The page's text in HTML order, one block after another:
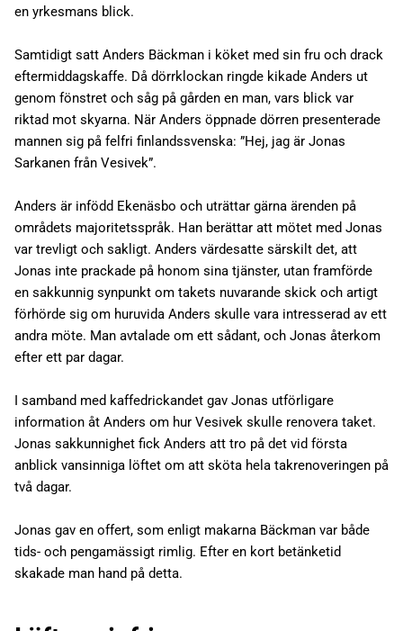
en yrkesmans blick.
Samtidigt satt Anders Bäckman i köket med sin fru och drack
eftermiddagskaffe. Då dörrklockan ringde kikade Anders ut
genom fönstret och såg på gården en man, vars blick var
riktad mot skyarna. När Anders öppnade dörren presenterade
mannen sig på felfri finlandssvenska: ”Hej, jag är Jonas
Sarkanen från Vesivek”.
Anders är infödd Ekenäsbo och uträttar gärna ärenden på
områdets majoritetsspråk. Han berättar att mötet med Jonas
var trevligt och sakligt. Anders värdesatte särskilt det, att
Jonas inte prackade på honom sina tjänster, utan framförde
en sakkunnig synpunkt om takets nuvarande skick och artigt
förhörde sig om huruvida Anders skulle vara intresserad av ett
andra möte. Man avtalade om ett sådant, och Jonas återkom
efter ett par dagar.
I samband med kaffedrickandet gav Jonas utförligare
information åt Anders om hur Vesivek skulle renovera taket.
Jonas sakkunnighet fick Anders att tro på det vid första
anblick vansinniga löftet om att sköta hela takrenoveringen på
två dagar.
Jonas gav en offert, som enligt makarna Bäckman var både
tids- och pengamässigt rimlig. Efter en kort betänketid
skakade man hand på detta.